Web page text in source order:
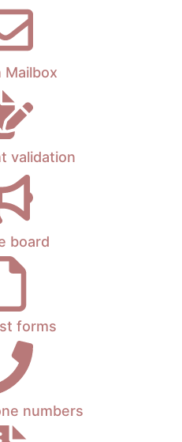
Mailbox
validation
board
forms
numbers